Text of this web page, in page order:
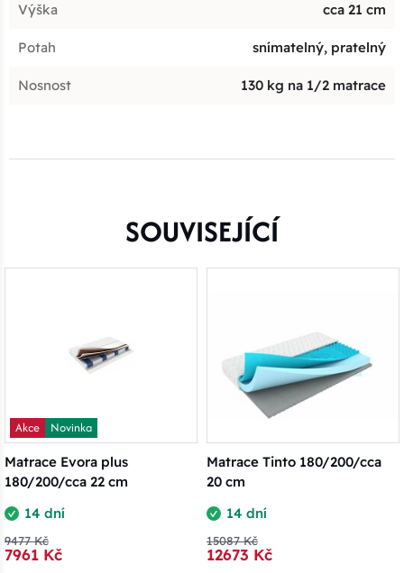
Výška cca 21 cm
Potah snímatelný, pratelný
Nosnost 130 kg na 1/2 matrace
SOUVISEJÍCÍ
Akce
Novinka
Matrace Evora plus
180/200/cca 22 cm
14 dní
9477 Kč
7961 Kč
Matrace Tinto 180/200/cca
20 cm
14 dní
15087 Kč
12673 Kč